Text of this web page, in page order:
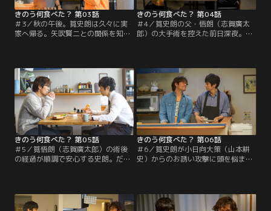
きのう何食べた？ 第03話
＃3／秋の午後。筧史朗は久々に実
家へ帰る。矢吹賢二との関係を知る
子（田中美佐子）の家でコールスロ
ー作りを手伝っていた史朗は、富永
さん（矢柴俊博）が連れてきたテニ
ス仲間の小日向大策（山本耕史）を
紹介される。実は彼も同性愛者だっ
た。
きのう何食べた？ 第04話
＃4／筧史朗の父・悟朗（志賀廣太
郎）の大手術を控えた前日深夜。落
のだ。無理に渡さなくていいという
賢二に対し、史朗は母に渡すことを
約束する。だが翌日、不安に耐え兼
ね、病室で錯乱状態になり泣きじゃ
くる久栄へタオルを渡した史朗は、
これが賢二からだと伝えるのを…。
きのう何食べた？ 第05話
＃5／筧悟朗（志賀廣太郎）の術後
の経過が順調で安心する史朗。だが
んとしたいと、年末年始の帰省を説
得され、賢二に思わず「帰りたくな
きのう何食べた？ 第06話
＃6／筧史朗が小日向大策（山本耕
史）からのお誘い攻撃に頭を悩ませ
生に迫られるのではとヤキモキす
る。事務所に来た修習生・長森夕未